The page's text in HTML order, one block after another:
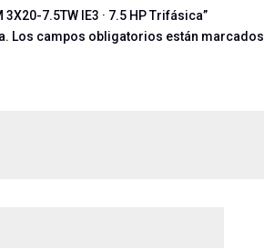
7.5TW IE3 · 7.5 HP Trifásica”
Los campos obligatorios están